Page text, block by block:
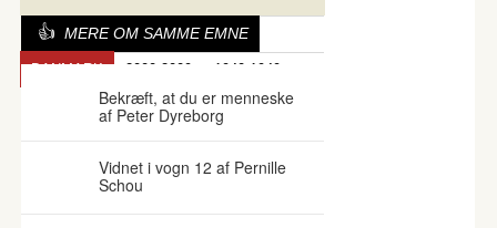
MERE OM SAMME EMNE
DANMARK 2000-2009 1940-1949
Bekræft, at du er menneske
af Peter Dyreborg
Vidnet i vogn 12 af Pernille
Schou